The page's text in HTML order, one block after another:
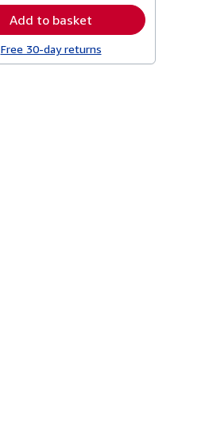
Add to basket
Free 30-day returns